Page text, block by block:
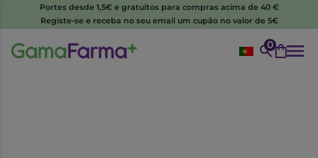
Portes desde 1,5€ e gratuitos para compras acima de 40 €
Registe-se e receba no seu email um cupão no valor de 5€
0